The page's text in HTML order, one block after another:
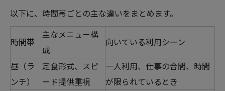
以下に、時間帯ごとの主な違いをまとめます。
時間帯
主なメニュー構
成
向いている利用シーン
昼（ラ
ンチ）
定食形式、スピ
ード提供重視
一人利用、仕事の合間、時間
が限られているとき